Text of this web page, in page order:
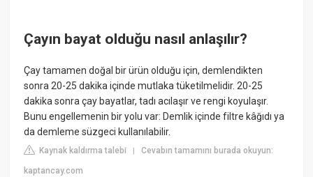
Çayın bayat olduğu nasıl anlaşılır?
Çay tamamen doğal bir ürün olduğu için, demlendikten
sonra 20-25 dakika içinde mutlaka tüketilmelidir. 20-25
dakika sonra çay bayatlar, tadı acılaşır ve rengi koyulaşır.
Bunu engellemenin bir yolu var: Demlik içinde filtre kâğıdı ya
da demleme süzgeci kullanılabilir.
Kaynak kaldırma talebi |Cevabın tamamını burada okuyun:
kaptancay.com